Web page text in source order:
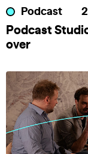
Podcast
Podcast
over